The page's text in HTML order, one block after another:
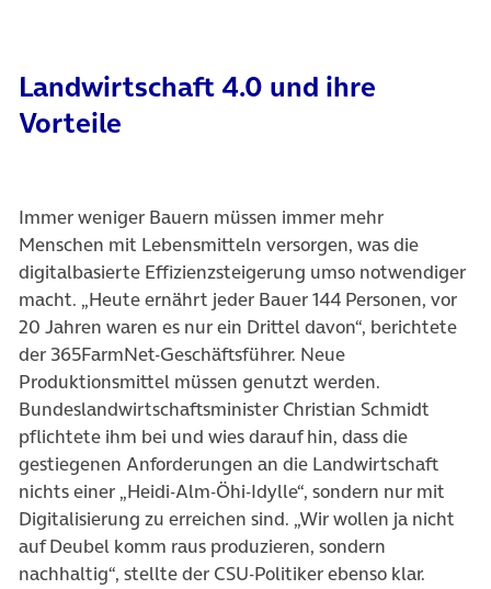
Landwirtschaft 4.0 und ihre
Vorteile
Immer weniger Bauern müssen immer mehr
Menschen mit Lebensmitteln versorgen, was die
digitalbasierte Effizienzsteigerung umso notwendiger
macht. „Heute ernährt jeder Bauer 144 Personen, vor
20 Jahren waren es nur ein Drittel davon“, berichtete
der 365FarmNet-Geschäftsführer. Neue
Produktionsmittel müssen genutzt werden.
Bundeslandwirtschaftsminister Christian Schmidt
pflichtete ihm bei und wies darauf hin, dass die
gestiegenen Anforderungen an die Landwirtschaft
nichts einer „Heidi-Alm-Öhi-Idylle“, sondern nur mit
Digitalisierung zu erreichen sind. „Wir wollen ja nicht
auf Deubel komm raus produzieren, sondern
nachhaltig“, stellte der CSU-Politiker ebenso klar.